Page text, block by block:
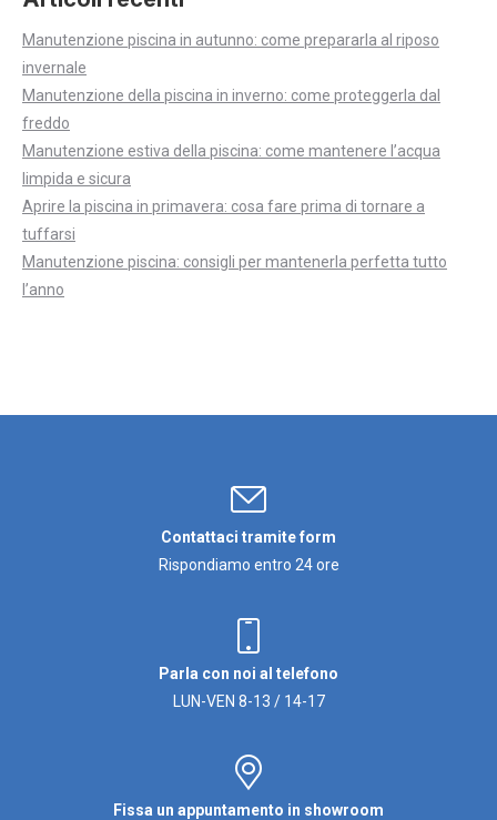
Manutenzione piscina in autunno: come prepararla al riposo
invernale
Manutenzione della piscina in inverno: come proteggerla dal
freddo
Manutenzione estiva della piscina: come mantenere l’acqua
limpida e sicura
Aprire la piscina in primavera: cosa fare prima di tornare a
tuffarsi
Manutenzione piscina: consigli per mantenerla perfetta tutto
l’anno
Contattaci tramite form
Rispondiamo entro 24 ore
Parla con noi al telefono
LUN-VEN 8-13 / 14-17
Fissa un appuntamento in showroom